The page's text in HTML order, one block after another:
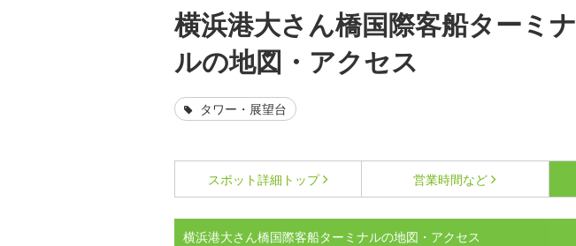
横浜港大さん橋国際客船ターミナ
ルの地図・アクセス
タワー・展望台
スポット詳細 トップ 営業時間など
横浜港大さん橋国際客船ターミナルの地図・アクセス